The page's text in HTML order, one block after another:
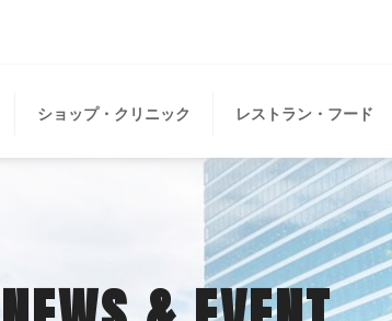
ショップ・クリニック レストラン・フード